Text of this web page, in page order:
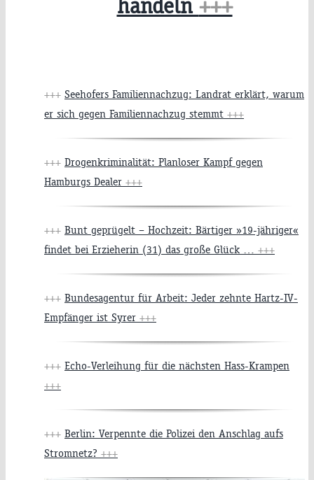
handeln +++
+++ Seehofers Familiennachzug: Landrat erklärt, warum
er sich gegen Familiennachzug stemmt +++
+++ Drogenkriminalität: Planloser Kampf gegen
Hamburgs Dealer +++
+++ Bunt geprügelt – Hochzeit: Bärtiger »19-jähriger«
findet bei Erzieherin (31) das große Glück … +++
+++ Bundesagentur für Arbeit: Jeder zehnte Hartz-IV-
Empfänger ist Syrer +++
+++ Echo-Verleihung für die nächsten Hass-Krampen
+++
+++ Berlin: Verpennte die Polizei den Anschlag aufs
Stromnetz? +++